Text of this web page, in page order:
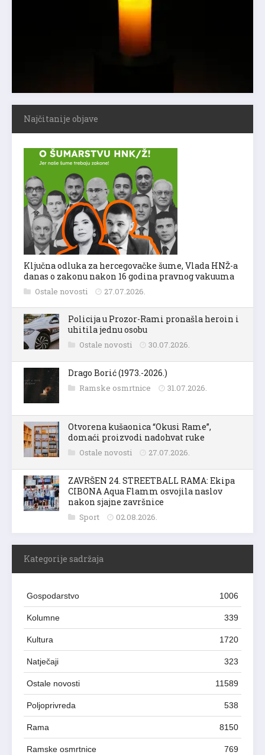
Najčitanije objave
Ključna odluka za hercegovačke šume, Vlada HNŽ-a
danas o zakonu nakon 16 godina pravnog vakuuma
Ostale novosti 27.07.2026.
Policija u Prozor-Rami pronašla heroin i
uhitila jednu osobu
Ostale novosti 30.07.2026.
Drago Borić (1973.-2026.)
Ramske osmrtnice 31.07.2026.
Otvorena kušaonica “Okusi Rame”,
domaći proizvodi nadohvat ruke
Ostale novosti 27.07.2026.
ZAVRŠEN 24. STREETBALL RAMA: Ekipa
CIBONA Aqua Flamm osvojila naslov
nakon sjajne završnice
Sport 02.08.2026.
Kategorije sadržaja
Gospodarstvo 1006
Kolumne 339
Kultura 1720
Natječaji 323
Ostale novosti 11589
Poljoprivreda 538
Rama 8150
Ramske osmrtnice 769